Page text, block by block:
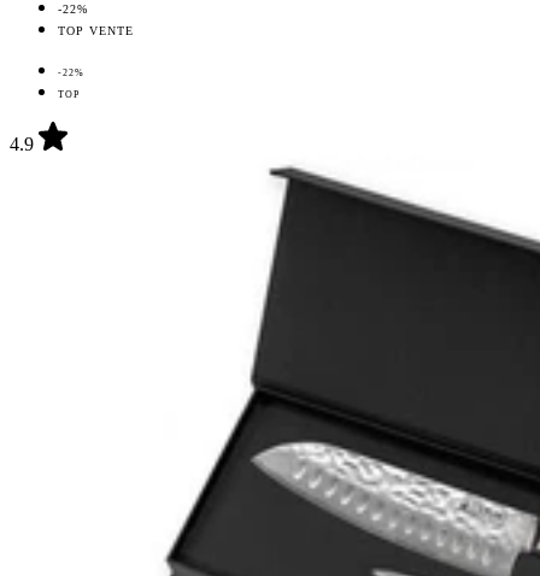
-22%
TOP VENTE
-22%
TOP
4.9